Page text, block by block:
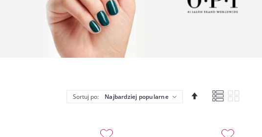
Lista
Sortuj po:
Ustaw
kierunek